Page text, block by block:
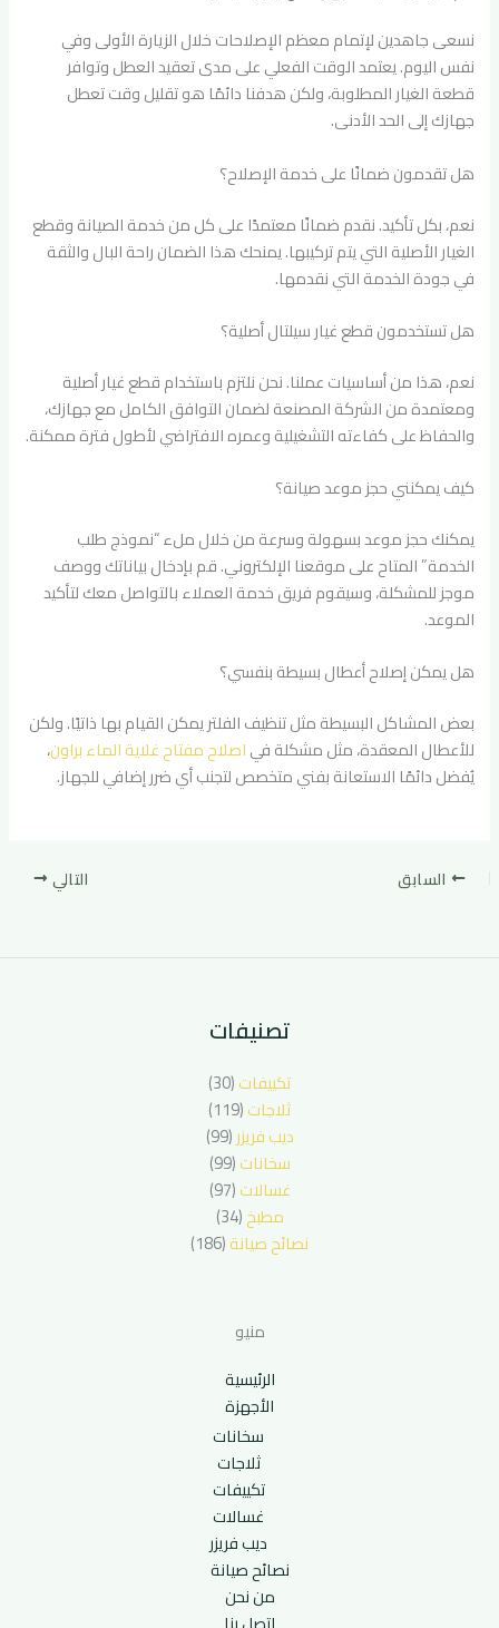
نسعى جاهدين لإتمام معظم الإصلاحات خلال الزيارة الأولى وفي
نفس اليوم. يعتمد الوقت الفعلي على مدى تعقيد العطل وتوافر
قطعة الغيار المطلوبة، ولكن هدفنا دائمًا هو تقليل وقت تعطل
جهازك إلى الحد الأدنى.
هل تقدمون ضمانًا على خدمة الإصلاح؟
نعم، بكل تأكيد. نقدم ضمانًا معتمدًا على كل من خدمة الصيانة وقطع
الغيار الأصلية التي يتم تركيبها. يمنحك هذا الضمان راحة البال والثقة
في جودة الخدمة التي نقدمها.
هل تستخدمون قطع غيار سيلتال أصلية؟
نعم، هذا من أساسيات عملنا. نحن نلتزم باستخدام قطع غيار أصلية
ومعتمدة من الشركة المصنعة لضمان التوافق الكامل مع جهازك،
والحفاظ على كفاءته التشغيلية وعمره الافتراضي لأطول فترة ممكنة.
كيف يمكنني حجز موعد صيانة؟
يمكنك حجز موعد بسهولة وسرعة من خلال ملء “نموذج طلب
الخدمة” المتاح على موقعنا الإلكتروني. قم بإدخال بياناتك ووصف
موجز للمشكلة، وسيقوم فريق خدمة العملاء بالتواصل معك لتأكيد
الموعد.
هل يمكن إصلاح أعطال بسيطة بنفسي؟
بعض المشاكل البسيطة مثل تنظيف الفلتر يمكن القيام بها ذاتيًا. ولكن
للأعطال المعقدة، مثل مشكلة فياصلاح مفتاح غلاية الماء براون،
يُفضل دائمًا الاستعانة بفني متخصص لتجنب أي ضرر إضافي للجهاز.
السابق التالي
تصنيفات
تكييفات(30)
ثلاجات(119)
ديب فريزر(99)
سخانات(99)
غسالات(97)
مطبخ(34)
نصائح صيانة(186)
منيو
الرئيسية
الأجهزة
سخانات
ثلاجات
تكييفات
غسالات
ديب فريزر
نصائح صيانة
من نحن